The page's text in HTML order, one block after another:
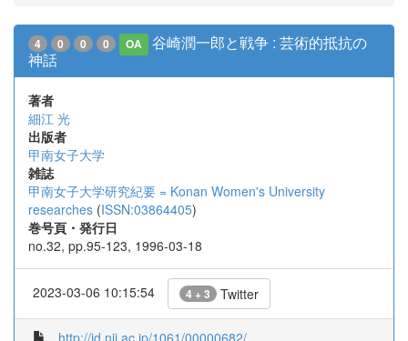
4 0 0 0 OA
谷崎潤一郎と戦争 : 芸術的抵抗の
神話
著者
細江 光
出版者
甲南女子大学
雑誌
甲南女子大学研究紀要 = Konan Women's University
researches (ISSN:03864405)
巻号頁・発行日
no.32, pp.95-123, 1996-03-18
2023-03-06 10:15:54 4 + 3 Twitter
http://id.nii.ac.jp/1061/00000682/